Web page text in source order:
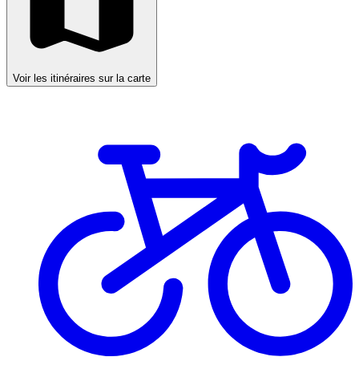
Voir les itinéraires sur la carte